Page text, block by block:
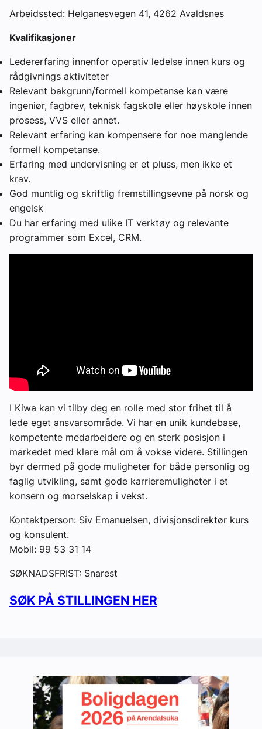
Arbeidssted: Helganesvegen 41, 4262 Avaldsnes
Kvalifikasjoner
Ledererfaring innenfor operativ ledelse innen kurs og
rådgivnings aktiviteter
Relevant bakgrunn/formell kompetanse kan være
ingeniør, fagbrev, teknisk fagskole eller høyskole innen
prosess, VVS eller annet.
Relevant erfaring kan kompensere for noe manglende
formell kompetanse.
Erfaring med undervisning er et pluss, men ikke et
krav.
God muntlig og skriftlig fremstillingsevne på norsk og
engelsk
Du har erfaring med ulike IT verktøy og relevante
programmer som Excel, CRM.
I Kiwa kan vi tilby deg en rolle med stor frihet til å
lede eget ansvarsområde. Vi har en unik kundebase,
kompetente medarbeidere og en sterk posisjon i
markedet med klare mål om å vokse videre. Stillingen
byr dermed på gode muligheter for både personlig og
faglig utvikling, samt gode karrieremuligheter i et
konsern og morselskap i vekst.
Kontaktperson: Siv Emanuelsen, divisjonsdirektør kurs
og konsulent.
Mobil: 99 53 31 14
SØKNADSFRIST: Snarest
SØK PÅ STILLINGEN HER